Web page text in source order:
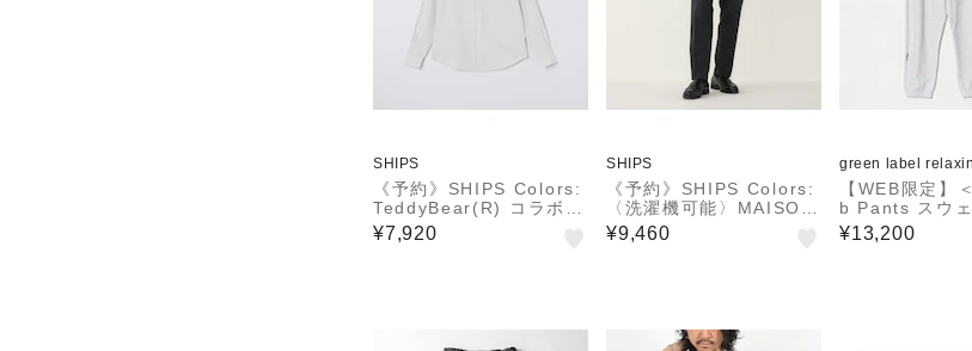
SHIPS
《予約》SHIPS Colors:
TeddyBear(R) コラボ
刺繍 シャツ◆
¥7,920
SHIPS
《予約》SHIPS Colors:
〈洗濯機可能〉MAISON
& JAMS スラックス◆
¥9,460
green label
【WEB限定】
b Pants スウェ
ンツ
¥13,200